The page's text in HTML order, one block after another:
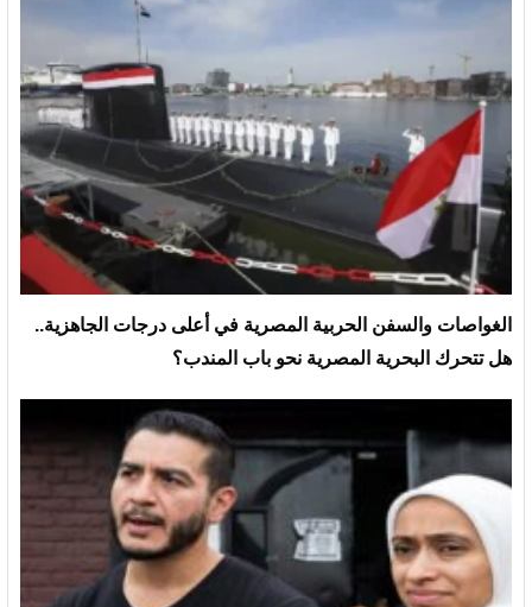
الغواصات والسفن الحربية المصرية في أعلى درجات الجاهزية..
هل تتحرك البحرية المصرية نحو باب المندب؟